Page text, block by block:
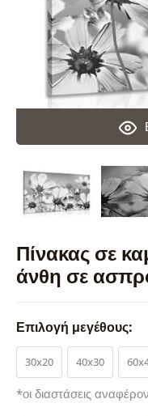
Πίνακας σε
άνθη σε
Επιλογή μεγέθους:
30x20 40x30
*οι διαστάσεις